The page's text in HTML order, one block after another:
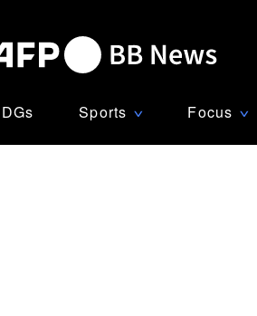
Sports ∨ Focus ∨